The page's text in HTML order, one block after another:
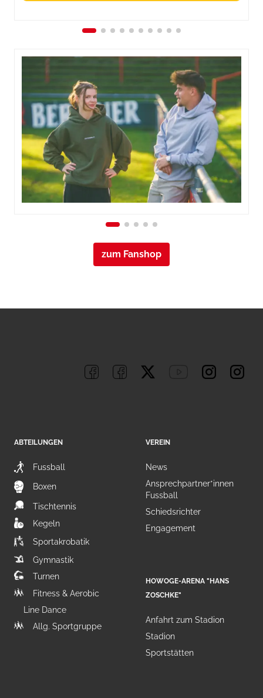
zum Fanshop
ABTEILUNGEN
Fussball
Boxen
Tischtennis
Kegeln
Sportakrobatik
Gymnastik
Turnen
Fitness & Aerobic
Line Dance
Allg. Sportgruppe
VEREIN
News
Ansprechpartner*innen
Fussball
Schiedsrichter
Engagement
HOWOGE-ARENA "HANS
ZOSCHKE"
Anfahrt zum Stadion
Stadion
Sportstätten